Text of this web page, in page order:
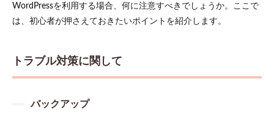
WordPressを利用する場合、何に注意すべきでしょうか。ここで
は、初心者が押さえておきたいポイントを紹介します。
トラブル対策に関して
バックアップ